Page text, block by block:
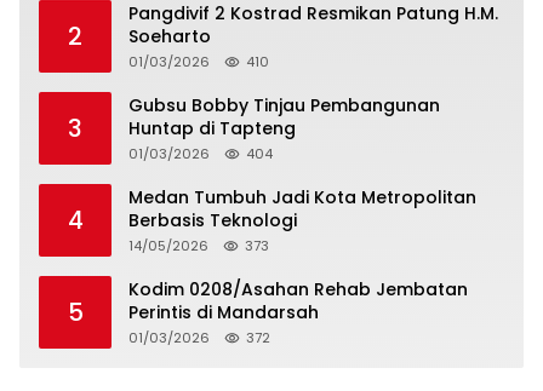
2
Pangdivif 2 Kostrad Resmikan Patung H.M.
Soeharto
01/03/2026 410
3
Gubsu Bobby Tinjau Pembangunan
Huntap di Tapteng
01/03/2026 404
4
Medan Tumbuh Jadi Kota Metropolitan
Berbasis Teknologi
14/05/2026 373
5
Kodim 0208/Asahan Rehab Jembatan
Perintis di Mandarsah
01/03/2026 372